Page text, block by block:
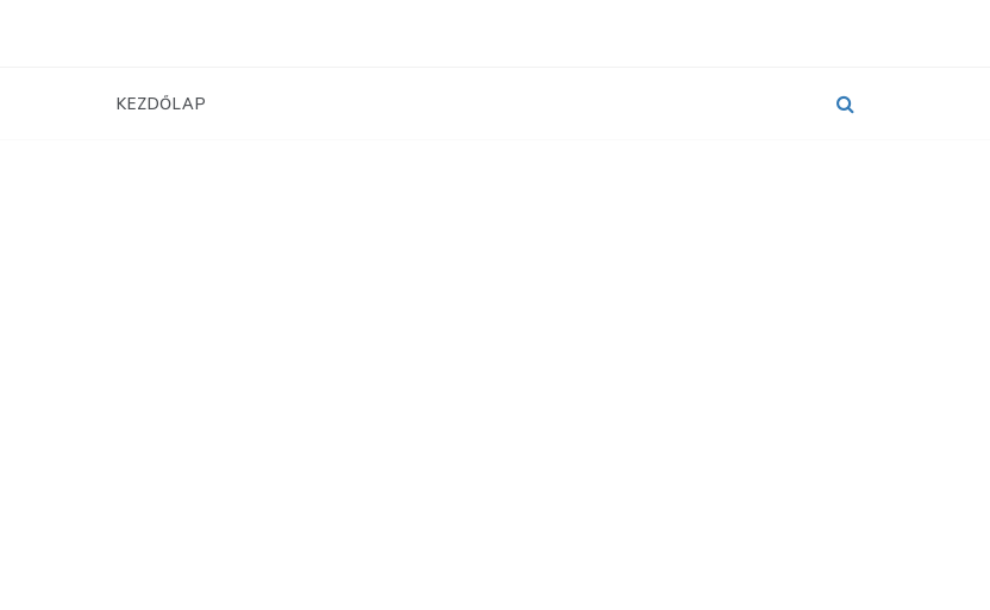
KEZDŐLAP